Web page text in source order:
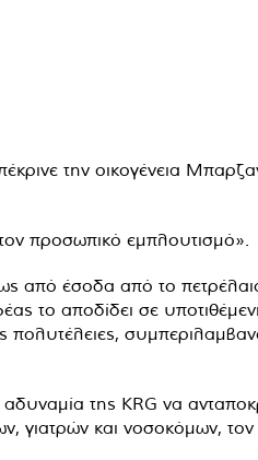
την οικογένεια
προσωπικό εμπλουτισμό».
από έσοδα από το
το αποδίδει σε
πολυτέλειες,
της KRG να
γιατρών και νοσοκόμων, τον